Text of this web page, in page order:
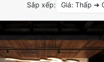
Sắp xếp: Giá: Thấp ➔